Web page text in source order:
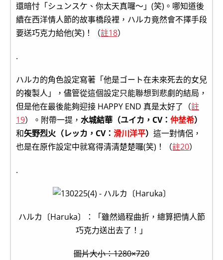
還暗忖「シュンスケ、你太天真囉～」(笑)。哪知道後
續在西洋情人節的故事橋段裡，ハルカ竟然會不擇手段
要送巧克力給他(笑)！（註18）
.
ハルカ的角色設定寫著「他是ゴート在未來死去的女兒
的複製人」，儘管從這個設定只能聯想到悲劇的結局，
但是他在最後能夠迎接 HAPPY END 真是太好了（註
19）。附帶一提， 水城結華（ユイカ，CV： 仲埜希）
和矢野烈火（レッカ，CV： 滑川洋平） 這一對情侶，
也是在原作設定中就寫得清清楚楚囉(笑)！（註20）
.
ハルカ〔Haruka〕：「雖然過程曲折，總算把情人節
巧克力送出去了！」
圖片大小：1280×720